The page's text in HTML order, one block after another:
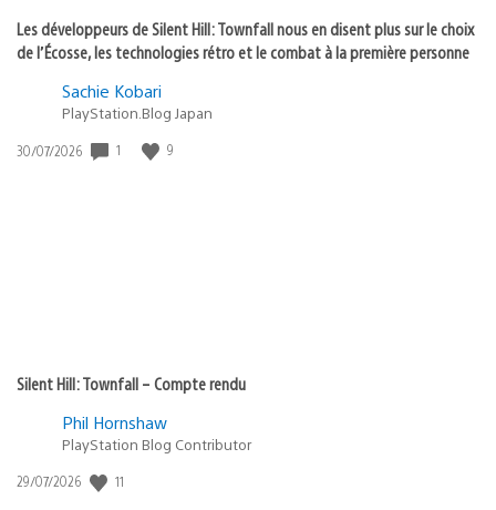
Les développeurs de Silent Hill: Townfall nous en disent plus sur le choix
de l’Écosse, les technologies rétro et le combat à la première personne
Sachie Kobari
PlayStation.Blog Japan
Date
30/07/2026 1 9
Silent Hill: Townfall – Compte rendu
Phil Hornshaw
PlayStation Blog Contributor
Date
29/07/2026 11